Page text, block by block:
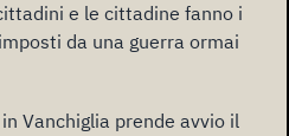
e le cittadine fanno i
da una guerra ormai
Vanchiglia prende avvio il